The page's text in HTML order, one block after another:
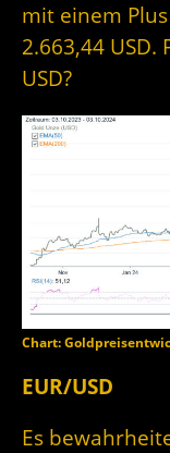
mit einem
2.663,44
USD?
Chart:
EUR/USD
Es